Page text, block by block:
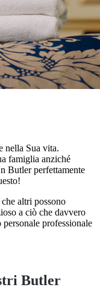
nella Sua vita.
famiglia anziché
Butler perfettamente
altri possono
a ciò che davvero
professionale
Butler